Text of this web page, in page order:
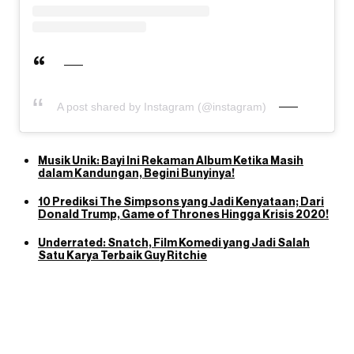
A post shared by Instagram (@instagram)
Musik Unik: Bayi Ini Rekaman Album Ketika Masih
dalam Kandungan, Begini Bunyinya!
10 Prediksi The Simpsons yang Jadi Kenyataan; Dari
Donald Trump, Game of Thrones Hingga Krisis 2020!
Underrated: Snatch, Film Komedi yang Jadi Salah
Satu Karya Terbaik Guy Ritchie